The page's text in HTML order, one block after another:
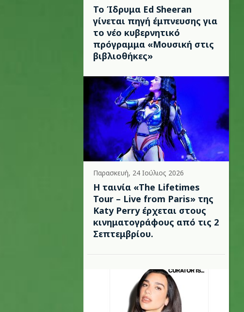
Το Ίδρυμα Ed Sheeran
γίνεται πηγή έμπνευσης για
το νέο κυβερνητικό
πρόγραμμα «Μουσική στις
βιβλιοθήκες»
Παρασκευή, 24 Ιούλιος 2026
Η ταινία «The Lifetimes
Tour – Live from Paris» της
Katy Perry έρχεται στους
κινηματογράφους από τις 2
Σεπτεμβρίου.